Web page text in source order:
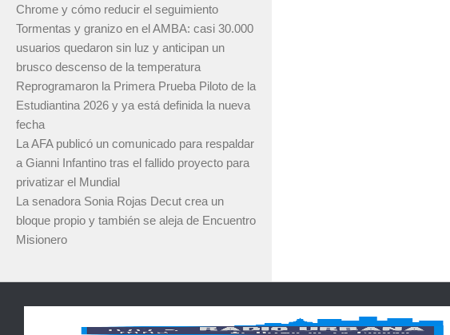
Chrome y cómo reducir el seguimiento
Tormentas y granizo en el AMBA: casi 30.000
usuarios quedaron sin luz y anticipan un
brusco descenso de la temperatura
Reprogramaron la Primera Prueba Piloto de la
Estudiantina 2026 y ya está definida la nueva
fecha
La AFA publicó un comunicado para respaldar
a Gianni Infantino tras el fallido proyecto para
privatizar el Mundial
La senadora Sonia Rojas Decut crea un
bloque propio y también se aleja de Encuentro
Misionero